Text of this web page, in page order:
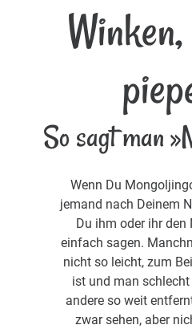
So sagt man
Wenn Du
jemand nach Deinem
Du ihm oder ihr den
einfach sagen.
nicht so leicht, zum
ist und man
andere so weit
zwar sehen, aber